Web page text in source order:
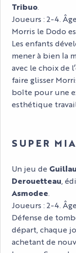
Tribuo.
Joueurs : 2-4.
Morris le Dodo
Les enfants
mener à bien la
avec le choix de
faire glisser
boîte pour une
esthétique
SUPER
Un jeu de
Derouetteau ,
Asmodee.
Joueurs : 2-4.
Défense de
départ, chaque
achetant de